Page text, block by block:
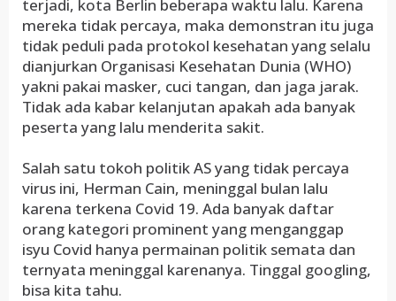
terjadi, kota Berlin beberapa waktu lalu. Karena
mereka tidak percaya, maka demonstran itu juga
tidak peduli pada protokol kesehatan yang selalu
dianjurkan Organisasi Kesehatan Dunia (WHO)
yakni pakai masker, cuci tangan, dan jaga jarak.
Tidak ada kabar kelanjutan apakah ada banyak
peserta yang lalu menderita sakit.
Salah satu tokoh politik AS yang tidak percaya
virus ini, Herman Cain, meninggal bulan lalu
karena terkena Covid 19. Ada banyak daftar
orang kategori prominent yang menganggap
isyu Covid hanya permainan politik semata dan
ternyata meninggal karenanya. Tinggal googling,
bisa kita tahu.